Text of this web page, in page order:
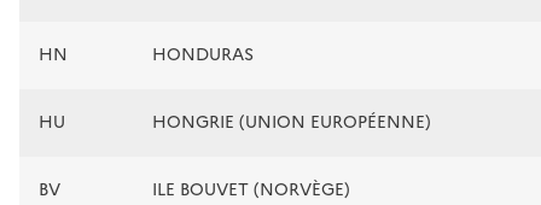
HN HONDURAS
HU HONGRIE (UNION EUROPÉENNE)
BV ILE BOUVET (NORVÈGE)